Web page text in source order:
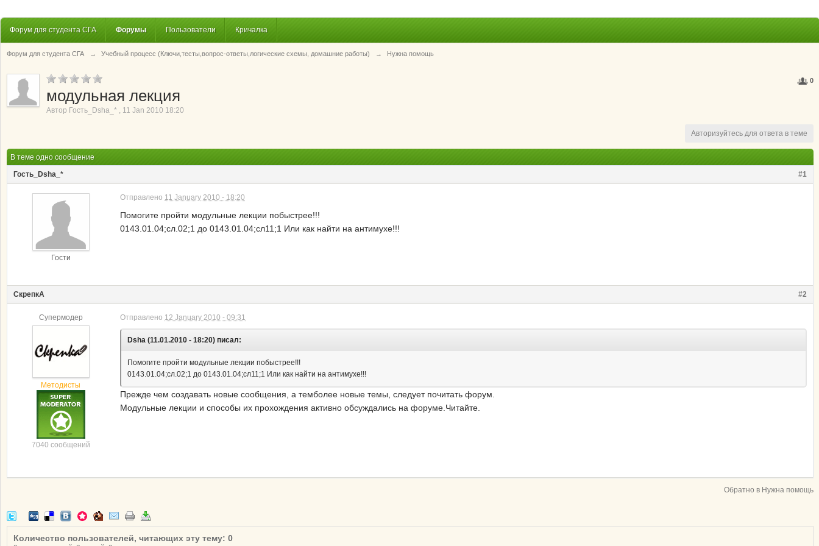
Форум для студента СГА Форумы Пользователи Кричалка
Форум для студента СГА → Учебный процесс (Ключи,тесты,вопрос-ответы,логические схемы, домашние работы) → Нужна помощь
0
модульная лекция
Автор Гость_Dsha_* , 11 Jan 2010 18:20
Авторизуйтесь для ответа в теме
В теме одно сообщение
#1
Гость_Dsha_*
Гости
Отправлено 11 January 2010 - 18:20
Помогите пройти модульные лекции побыстрее!!!
0143.01.04;сл.02;1 до 0143.01.04;сл11;1 Или как найти на антимухе!!!
#2
СкрепкА
Супермодер
Методисты
7040 сообщений
Отправлено 12 January 2010 - 09:31
Dsha (11.01.2010 - 18:20) писал:
Помогите пройти модульные лекции побыстрее!!!
0143.01.04;сл.02;1 до 0143.01.04;сл11;1 Или как найти на антимухе!!!
Прежде чем создавать новые сообщения, а темболее новые темы, следует почитать форум.
Модульные лекции и способы их прохождения активно обсуждались на форуме.Читайте.
Обратно в Нужна помощь
Количество пользователей, читающих эту тему: 0